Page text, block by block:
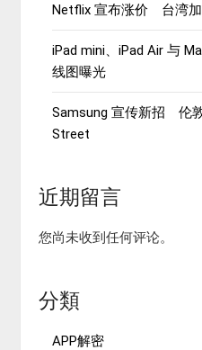
Netflix 宣布涨价 台湾加
iPad mini、iPad Air 与
线图曝光
Samsung 宣传新招 伦
Street
近期留言
您尚未收到任何评论。
分類
APP解密